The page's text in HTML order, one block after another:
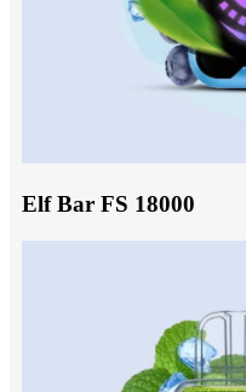
Elf Bar FS 18000